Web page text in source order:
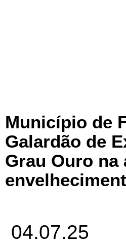
Município de
Galardão de
Grau Ouro na
04.07.25